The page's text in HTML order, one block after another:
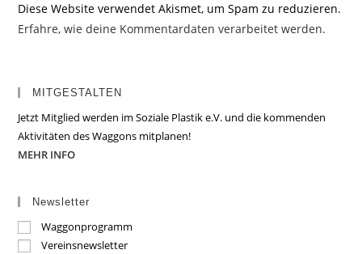
Diese Website verwendet Akismet, um Spam zu reduzieren.
Erfahre, wie deine Kommentardaten verarbeitet werden.
MITGESTALTEN
Jetzt Mitglied werden im Soziale Plastik e.V. und die kommenden
Aktivitäten des Waggons mitplanen!
MEHR INFO
Newsletter
Waggonprogramm
Vereinsnewsletter